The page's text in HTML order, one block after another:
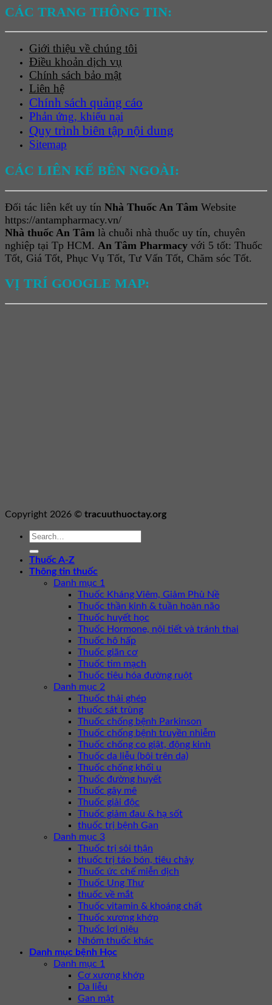
CÁC TRANG THÔNG TIN:
Giới thiệu về chúng tôi
Điều khoản dịch vụ
Chính sách bảo mật
Liên hệ
Chính sách quảng cáo
Phản ứng, khiếu nại
Quy trình biên tập nội dung
Sitemap
CÁC LIÊN KẾ BÊN NGOÀI:
Đối tác liên kết uy tín Nhà Thuốc An Tâm Website
https://antampharmacy.vn/
Nhà thuốc An Tâm là chuỗi nhà thuốc uy tín, chuyên
nghiệp tại Tp HCM. An Tâm Pharmacy với 5 tốt: Thuốc
Tốt, Giá Tốt, Phục Vụ Tốt, Tư Vấn Tốt, Chăm sóc Tốt.
VỊ TRÍ GOOGLE MAP:
Copyright 2026 © tracuuthuoctay.org
Thuốc A-Z
Thông tin thuốc
Danh mục 1
Thuốc Kháng Viêm, Giảm Phù Nề
Thuốc thần kinh & tuần hoàn não
Thuốc huyết học
Thuốc Hormone, nội tiết và tránh thai
Thuốc hô hấp
Thuốc giãn cơ
Thuốc tim mạch
Thuốc tiêu hóa đường ruột
Danh mục 2
Thuốc thải ghép
thuốc sát trùng
Thuốc chống bệnh Parkinson
Thuốc chống bệnh truyền nhiễm
Thuốc chống co giật, động kinh
Thuốc da liễu (bôi trên da)
Thuốc chống khối u
Thuốc đường huyết
Thuốc gây mê
Thuốc giải độc
Thuốc giảm đau & hạ sốt
thuốc trị bệnh Gan
Danh mục 3
Thuốc trị sỏi thận
thuốc trị táo bón, tiêu chảy
Thuốc ức chế miễn dịch
Thuốc Ung Thư
thuốc về mắt
Thuốc vitamin & khoáng chất
Thuốc xương khớp
Thuốc lợi niệu
Nhóm thuốc khác
Danh mục bệnh Học
Danh mục 1
Cơ xương khớp
Da liễu
Gan mật